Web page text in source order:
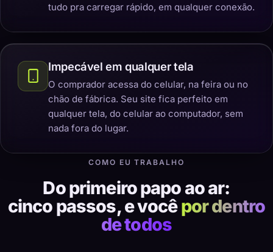
tudo pra carregar rápido, em qualquer conexão.
Impecável em qualquer tela
O comprador acessa do celular, na feira ou no
chão de fábrica. Seu site fica perfeito em
qualquer tela, do celular ao computador, sem
nada fora do lugar.
COMO EU TRABALHO
Do primeiro papo ao ar:
cinco passos, e vocêpor dentro
de todos